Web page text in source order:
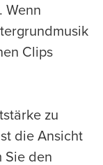
Wenn
Clips
zu
die Ansicht
Sie den